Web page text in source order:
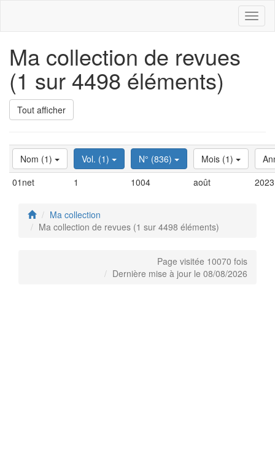
Ma collection de revues
(1 sur 4498 éléments)
Tout afficher
Nom (1) Vol. (1) N° (836) Mois (1)
01net
1 1004 août 2023
Ma collection
Ma collection de revues (1 sur 4498 éléments)
Page visitée 10070 fois
Dernière mise à jour le 08/08/2026